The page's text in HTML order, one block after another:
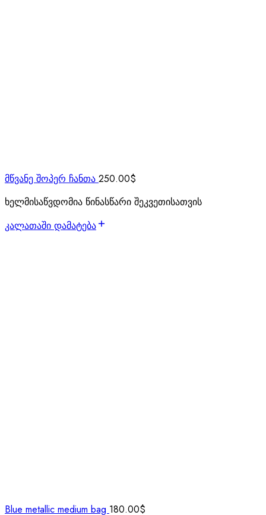
მწვანე შოპერ ჩანთა 250.00$
ხელმისაწვდომია წინასწარი შეკვეთისათვის
კალათაში დამატება
Blue metallic medium bag 180.00$